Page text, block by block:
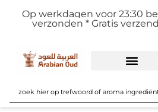
Op werkdagen voor 23:30
verzonden * Gratis